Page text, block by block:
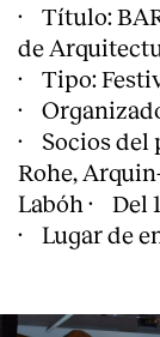
· Título:
de
· Tipo:
·
· Socios del
Rohe,
Labóh · Del
· Lugar de